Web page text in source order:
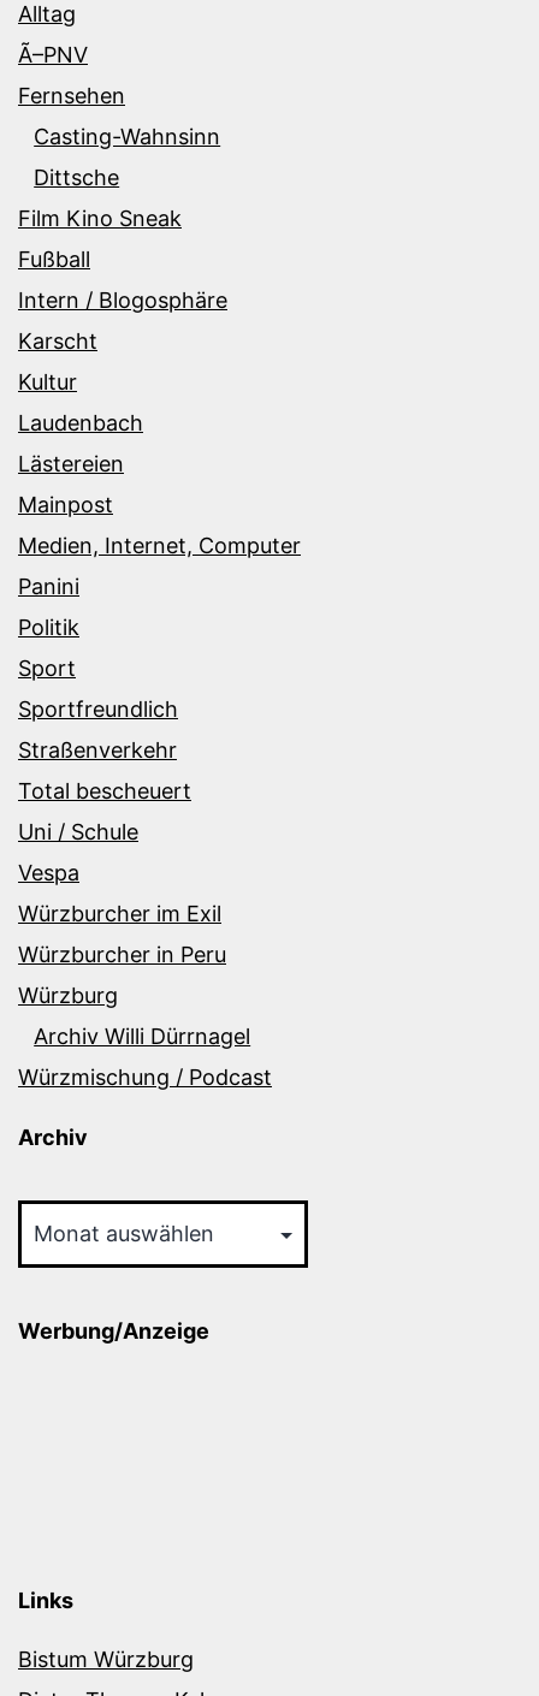
Alltag
Ã–PNV
Fernsehen
Casting-Wahnsinn
Dittsche
Film Kino Sneak
Fußball
Intern / Blogosphäre
Karscht
Kultur
Laudenbach
Lästereien
Mainpost
Medien, Internet, Computer
Panini
Politik
Sport
Sportfreundlich
Straßenverkehr
Total bescheuert
Uni / Schule
Vespa
Würzburcher im Exil
Würzburcher in Peru
Würzburg
Archiv Willi Dürrnagel
Würzmischung / Podcast
Archiv
Werbung/Anzeige
Links
Bistum Würzburg